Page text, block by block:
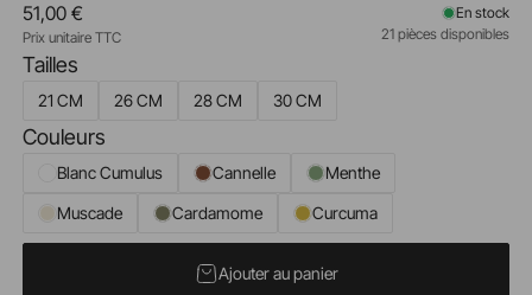
Tailles
21 CM 26 CM 28 CM 30 CM
Couleurs
Blanc Cumulus Cannelle
Menthe
Muscade
Cardamome Curcuma
51,00 €
Prix unitaire TTC
En stock
21 pièces disponibles
Ajouter au panier